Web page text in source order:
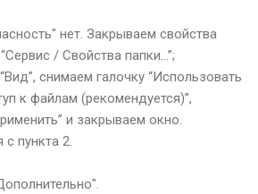
нет. Закрываем свойства
/ Свойства папки...”;
снимаем галочку “Использовать
к файлам (рекомендуется)”,
и закрываем окно.
пункта 2.